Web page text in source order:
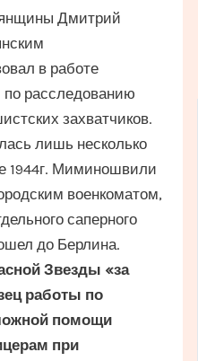
Дмитрий
в работе
расследованию
захватчиков.
лишь несколько
1944г. Миминошвили
военкоматом,
саперного
до Берлина.
Звезды «за
работы по
помощи
при